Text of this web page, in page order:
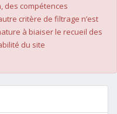
des compétences
critère de filtrage n’est
à biaiser le recueil des
du site